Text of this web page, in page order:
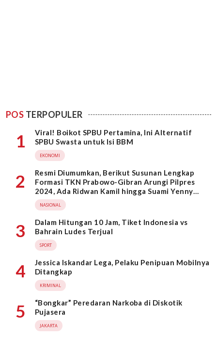
POS TERPOPULER
1
Viral! Boikot SPBU Pertamina, Ini Alternatif
SPBU Swasta untuk Isi BBM
EKONOMI
2
Resmi Diumumkan, Berikut Susunan Lengkap
Formasi TKN Prabowo-Gibran Arungi Pilpres
2024, Ada Ridwan Kamil hingga Suami Yenny
Wahid
NASIONAL
3
Dalam Hitungan 10 Jam, Tiket Indonesia vs
Bahrain Ludes Terjual
SPORT
4
Jessica Iskandar Lega, Pelaku Penipuan Mobilnya
Ditangkap
KRIMINAL
5
“Bongkar” Peredaran Narkoba di Diskotik
Pujasera
JAKARTA